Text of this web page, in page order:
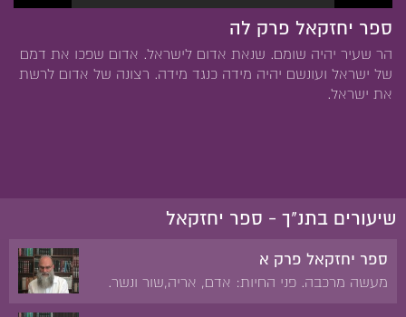
ספר יחזקאל פרק לה
הר שעיר יהיה שומם. שנאת אדום לישראל. אדום שפכו את דמם
של ישראל ועונשם יהיה מידה כנגד מידה. רצונה של אדום לרשת
את ישראל.
שיעורים בתנ"ך - ספר יחזקאל
ספר יחזקאל פרק א
מעשה מרכבה. פני החיות: אדם, אריה,שור ונשר.